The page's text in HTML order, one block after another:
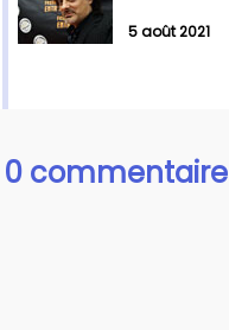
5 août 2021
0 commentaire